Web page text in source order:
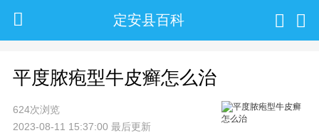
定安县百科
平度脓疱型牛皮癣怎么治
624次浏览
2023-08-11 15:37:00 最后更新